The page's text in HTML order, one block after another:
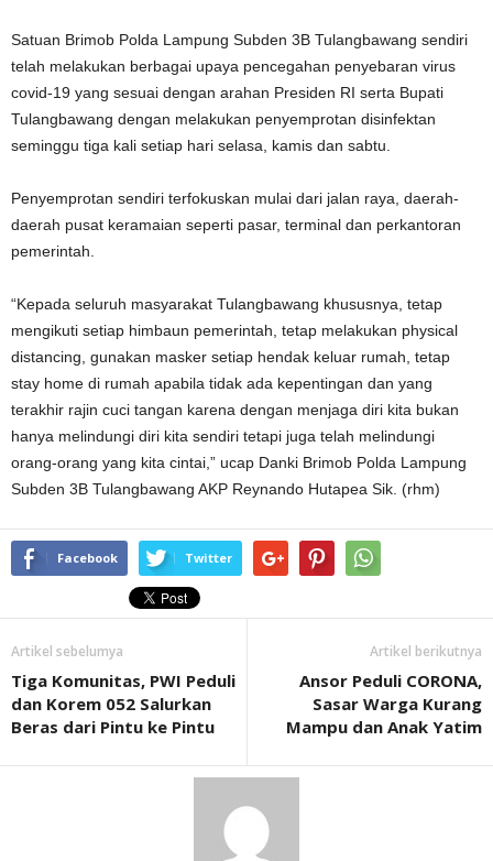
Satuan Brimob Polda Lampung Subden 3B Tulangbawang sendiri
telah melakukan berbagai upaya pencegahan penyebaran virus
covid-19 yang sesuai dengan arahan Presiden RI serta Bupati
Tulangbawang dengan melakukan penyemprotan disinfektan
seminggu tiga kali setiap hari selasa, kamis dan sabtu.
Penyemprotan sendiri terfokuskan mulai dari jalan raya, daerah-
daerah pusat keramaian seperti pasar, terminal dan perkantoran
pemerintah.
“Kepada seluruh masyarakat Tulangbawang khususnya, tetap
mengikuti setiap himbaun pemerintah, tetap melakukan physical
distancing, gunakan masker setiap hendak keluar rumah, tetap
stay home di rumah apabila tidak ada kepentingan dan yang
terakhir rajin cuci tangan karena dengan menjaga diri kita bukan
hanya melindungi diri kita sendiri tetapi juga telah melindungi
orang-orang yang kita cintai,” ucap Danki Brimob Polda Lampung
Subden 3B Tulangbawang AKP Reynando Hutapea Sik. (rhm)
Facebook Twitter
Artikel sebelumya
Tiga Komunitas, PWI Peduli
dan Korem 052 Salurkan
Beras dari Pintu ke Pintu
Artikel berikutnya
Ansor Peduli CORONA,
Sasar Warga Kurang
Mampu dan Anak Yatim